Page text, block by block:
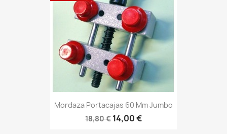
Mordaza Portacajas 60 Mm Jumbo
18,80 € 14,00 €